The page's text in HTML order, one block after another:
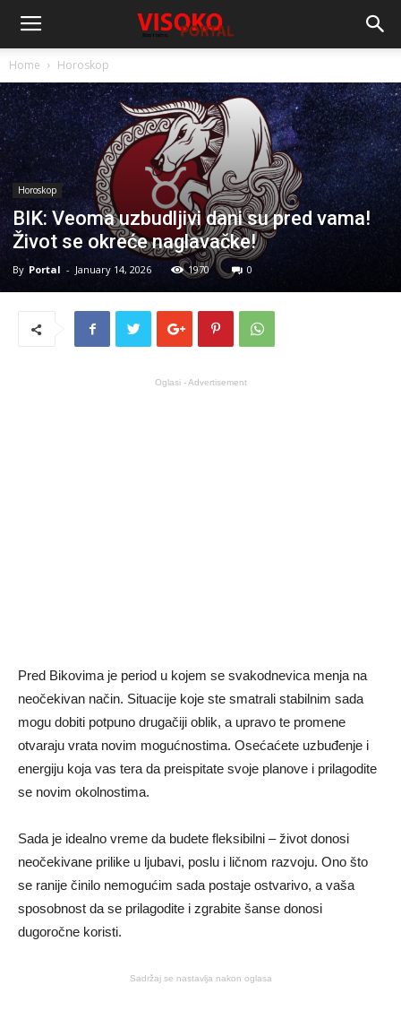
Home Horoskop
Horoskop
BIK: Veoma uzbudljivi dani su pred vama!
Život se okreće naglavačke!
By Portal - January 14, 2026 1970 0
Oglasi - Advertisement
Pred Bikovima je period u kojem se svakodnevica menja na
neočekivan način. Situacije koje ste smatrali stabilnim sada
mogu dobiti potpuno drugačiji oblik, a upravo te promene
otvaraju vrata novim mogućnostima. Osećaćete uzbuđenje i
energiju koja vas tera da preispitate svoje planove i prilagodite
se novim okolnostima.
Sada je idealno vreme da budete fleksibilni – život donosi
neočekivane prilike u ljubavi, poslu i ličnom razvoju. Ono što
se ranije činilo nemogućim sada postaje ostvarivo, a vaša
sposobnost da se prilagodite i zgrabite šanse donosi
dugoročne koristi.
Sadržaj se nastavlja nakon oglasa